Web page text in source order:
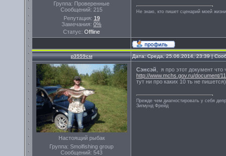
Группа: Проверенные
Сообщений: 215
Репутация: 19
Замечания: 0%
Статус: Offline
Не знаю, кто пишет сценарий моей
р3559см Дата: Среда, 25.06.2014, 23:39 |
Настоящий рыбак
Группа: Smolfishing group
Сообщений: 543
Сэнсэй , я про этот документ
http://www.mchs.gov.ru/document/
тут ни про каких 10 ть не
Прежде чем диагностировать у себя
Зигмунд Фрейд